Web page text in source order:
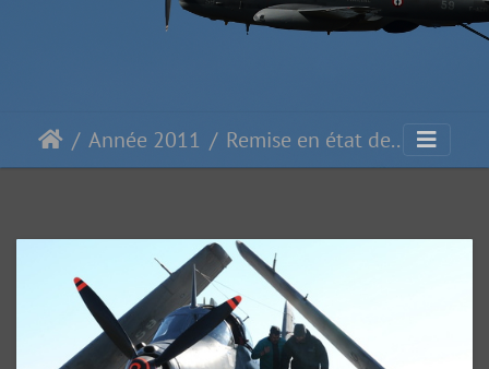
Année 2011 Remise en état de l'alizé 59